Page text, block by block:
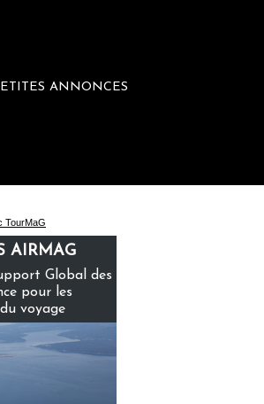
ANNONCES
voyage
AIRMAG
Global des
pour les
voyage